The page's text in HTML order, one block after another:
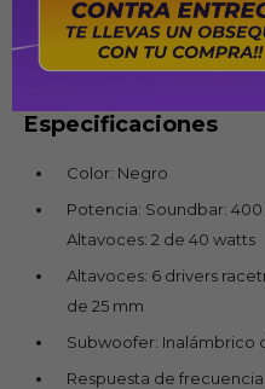
Especificaciones
Color: Negro
Potencia: Soundbar:
Altavoces: 2 de 40 watts
Altavoces: 6 drivers
de 25 mm
Subwoofer: Inalámbrico
Respuesta de